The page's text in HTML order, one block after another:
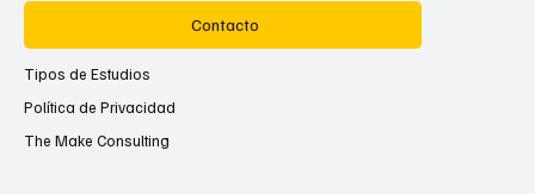
Contacto
Tipos de Estudios
Política de Privacidad
The Make Consulting